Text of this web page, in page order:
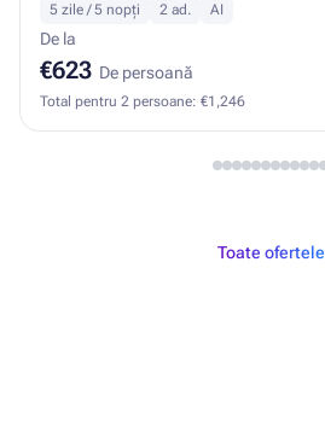
5 zile / 5 nopți 2 ad. AI
De la
€623 De persoană
Total pentru 2 persoane: €1,246
Toate ofertele